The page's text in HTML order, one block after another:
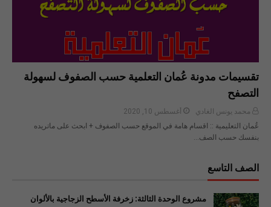
تقسيمات مدونة عُمان التعلمية حسب الصفوف لسهولة
التصفح
محمد يونس الغادي
أغسطس 10, 2020
عُمان التعليمية :: اقسام هامة في الموقع حسب الصفوف + ابحث على ماتريده
بنفسك حسب الصف…
الصف التاسع
مشروع الوحدة الثالثة: زخرفة الأسطح الزجاجية بالألوان